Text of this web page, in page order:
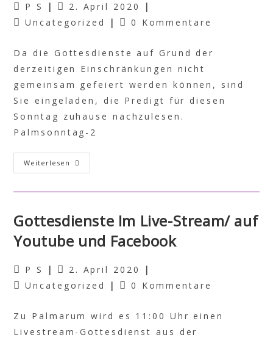
P S
2. April 2020
Uncategorized
0 Kommentare
Da die Gottesdienste auf Grund der
derzeitigen Einschränkungen nicht
gemeinsam gefeiert werden können, sind
Sie eingeladen, die Predigt für diesen
Sonntag zuhause nachzulesen.
Palmsonntag-2
Weiterlesen
Gottesdienste Im Live-Stream/ auf
Youtube und Facebook
P S
2. April 2020
Uncategorized
0 Kommentare
Zu Palmarum wird es 11:00 Uhr einen
Livestream-Gottesdienst aus der